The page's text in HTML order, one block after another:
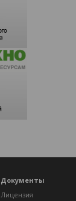
Документы
Лицензия